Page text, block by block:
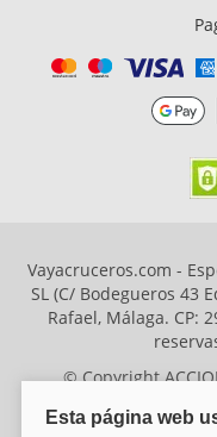
Vayacruceros.com -
SL (C/ Bodegueros 43
Rafael, Málaga. CP:
© Copyright